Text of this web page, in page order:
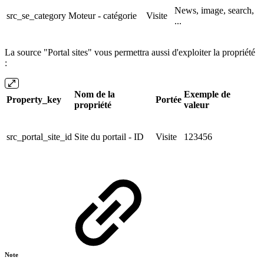
src_se_category Moteur - catégorie Visite
News, image, search,
...
La source "Portal sites" vous permettra aussi d'exploiter la propriété
:
Property_key
Nom de la
propriété
Portée
Exemple de
valeur
src_portal_site_id Site du portail - ID Visite 123456
Note